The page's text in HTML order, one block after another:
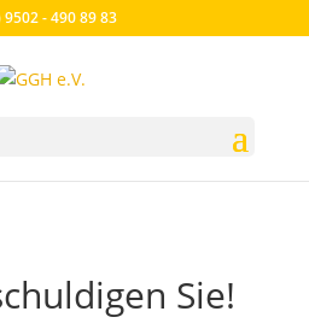
9502 - 490 89 83
Sie!